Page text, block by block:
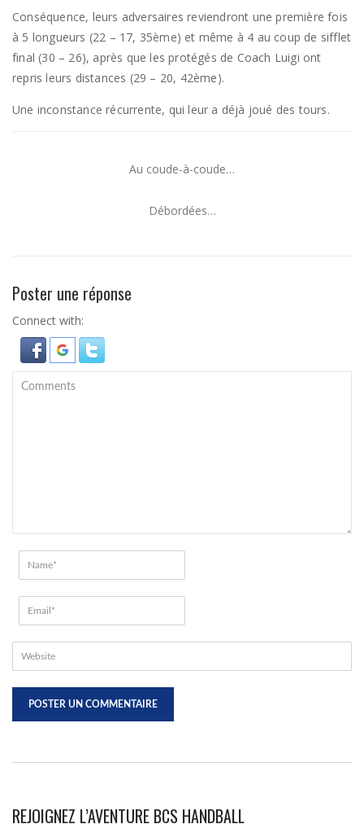
Conséquence, leurs adversaires reviendront une première fois
à 5 longueurs (22 – 17, 35ème) et même à 4 au coup de sifflet
final (30 – 26), après que les protégés de Coach Luigi ont
repris leurs distances (29 – 20, 42ème).
Une inconstance récurrente, qui leur a déjà joué des tours.
Au coude-à-coude…
Débordées…
Poster une réponse
Connect with:
REJOIGNEZ L’AVENTURE BCS HANDBALL